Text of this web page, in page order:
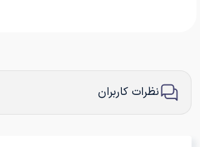
نظرات کاربران